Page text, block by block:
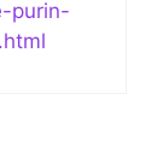
purin-